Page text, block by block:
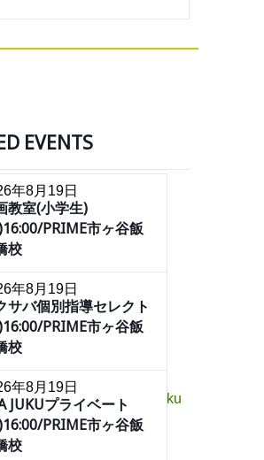
EVENTS
年8月19日
教室(小学生)
PRIME市ヶ谷飯
校
年8月19日
サバ個別指導セレクト
PRIME市ヶ谷飯
校
年8月19日
JUKUプライベート
PRIME市ヶ谷飯
校